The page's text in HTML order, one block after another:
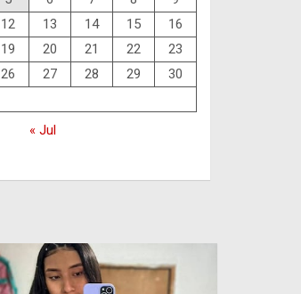
12 13 14 15
16
19 20 21 22
23
26 27 28 29
30
« Jul